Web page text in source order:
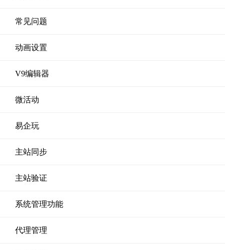
常见问题
动画设置
V9编辑器
微活动
易企玩
主站同步
主站验证
系统管理功能
代理管理